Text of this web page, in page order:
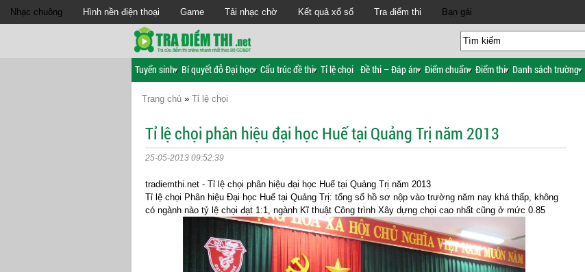
Nhạc chuông Hình nền điện thoại Game Tải nhạc chờ Kết quả xổ số Tra điểm thi Bạn gái
Tuyển sinh Bí quyết đỗ Đại học Cấu trúc đề thi Tỉ lệ chọi Đề thi – Đáp án Điểm chuẩn Điểm thi Danh sách trường
Trang chủ » Tỉ lệ chọi
Tỉ lệ chọi phân hiệu đại học Huế tại Quảng Trị năm 2013
25-05-2013 09:52:39
tradiemthi.net - Tỉ lệ chọi phân hiệu đại học Huế tại Quảng Trị năm 2013
Tỉ lệ chọi Phân hiệu Đại học Huế tại Quảng Trị: tổng số hồ sơ nộp vào trường năm nay khá thấp, không
có ngành nào tỷ lệ chọi đạt 1:1, ngành Kĩ thuật Công trình Xây dựng chọi cao nhất cũng ở mức 0.85